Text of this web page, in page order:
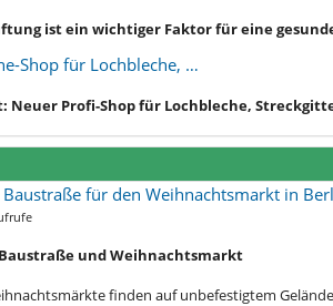
ist ein wichtiger Faktor für eine
Shop für Lochbleche, …
Neuer Profi-Shop für Lochbleche,
für den Weihnachtsmarkt in
und Weihnachtsmarkt
finden auf unbefestigtem